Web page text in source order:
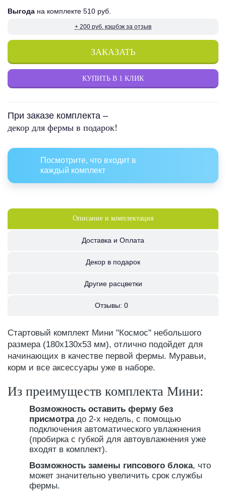
ЗАКАЗАТЬ
КУПИТЬ В 1 КЛИК
Выгода на комплекте 510 руб.
+ 200 руб. кэшбэк за отзыв
При заказе комплекта –
декор для фермы в подарок!
Посмотрите, что входит в
каждый комплект
Описание и комплектация
Доставка и Оплата
Декор в подарок
Другие расцветки
Отзывы: 0
Стартовый комплект Мини "Космос" небольшого
размера (180х130х53 мм), отлично подойдет для
начинающих в качестве первой фермы. Муравьи,
корм и все аксессуары уже в наборе.
Из преимуществ комплекта Мини:
Возможность оставить ферму без
присмотрадо 2-х недель, с помощью
подключения автоматического увлажнения
(пробирка с губкой для автоувлажнения уже
входят в комплект).
Возможность замены гипсового блока, что
может значительно увеличить срок службы
фермы.